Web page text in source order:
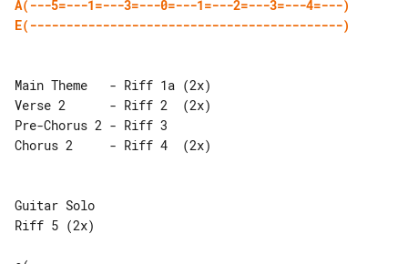
A(---5=---1=---3=---0=---1=---2=---3=---4=---)
E(-------------------------------------------)
Main Theme   - Riff 1a (2x)
Verse 2      - Riff 2  (2x)
Pre-Chorus 2 - Riff 3
Chorus 2     - Riff 4  (2x)
Guitar Solo
Riff 5 (2x)